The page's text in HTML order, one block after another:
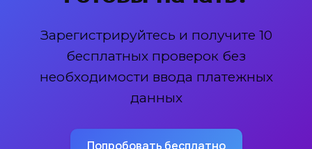
Зарегистрируйтесь и получите 10
бесплатных проверок без
необходимости ввода платежных
данных
Попробовать бесплатно